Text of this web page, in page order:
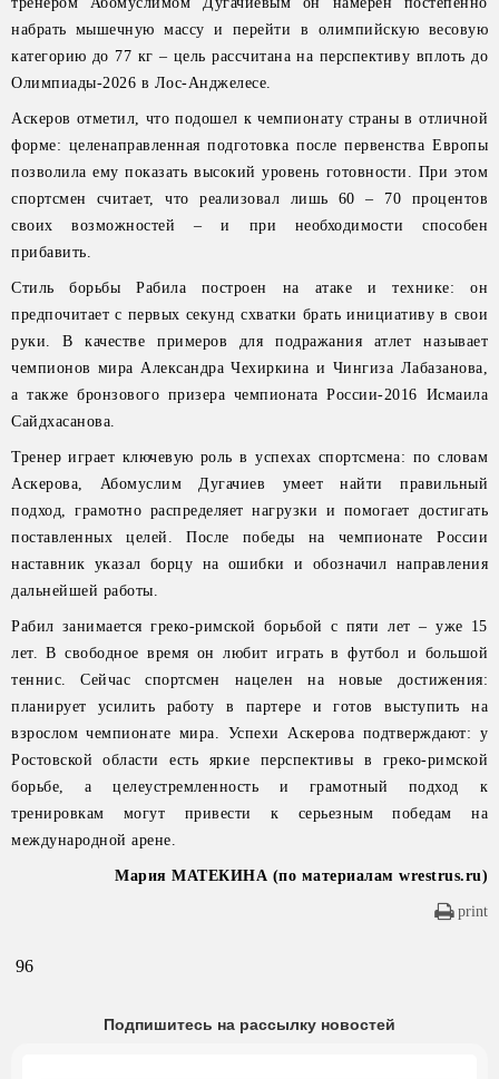
набрать мышечную массу и перейти в олимпийскую весовую
категорию до 77 кг – цель рассчитана на перспективу вплоть до
Олимпиады-2026 в Лос-Анджелесе.
Аскеров отметил, что подошел к чемпионату страны в отличной
форме: целенаправленная подготовка после первенства Европы
позволила ему показать высокий уровень готовности. При этом
спортсмен считает, что реализовал лишь 60 – 70 процентов
своих возможностей – и при необходимости способен
прибавить.
Стиль борьбы Рабила построен на атаке и технике: он
предпочитает с первых секунд схватки брать инициативу в свои
руки. В качестве примеров для подражания атлет называет
чемпионов мира Александра Чехиркина и Чингиза Лабазанова,
а также бронзового призера чемпионата России-2016 Исмаила
Сайдхасанова.
Тренер играет ключевую роль в успехах спортсмена: по словам
Аскерова, Абомуслим Дугачиев умеет найти правильный
подход, грамотно распределяет нагрузки и помогает достигать
поставленных целей. После победы на чемпионате России
наставник указал борцу на ошибки и обозначил направления
дальнейшей работы.
Рабил занимается греко-римской борьбой с пяти лет – уже 15
лет. В свободное время он любит играть в футбол и большой
теннис. Сейчас спортсмен нацелен на новые достижения:
планирует усилить работу в партере и готов выступить на
взрослом чемпионате мира. Успехи Аскерова подтверждают: у
Ростовской области есть яркие перспективы в греко-римской
борьбе, а целеустремленность и грамотный подход к
тренировкам могут привести к серьезным победам на
международной арене.
Мария МАТЕКИНА (по материалам wrestrus.ru)
print
96
Подпишитесь на рассылку новостей